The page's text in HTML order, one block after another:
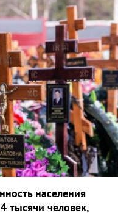
населения
тысячи человек,